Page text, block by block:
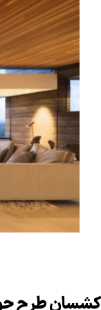
طرح